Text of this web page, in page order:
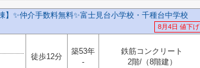
】✨️仲介手数料無料✨️富士見台小学校・千種台中学校
8月4日 値下げ
徒歩12分
築53年
-
鉄筋コンクリート
2階/（8階建）